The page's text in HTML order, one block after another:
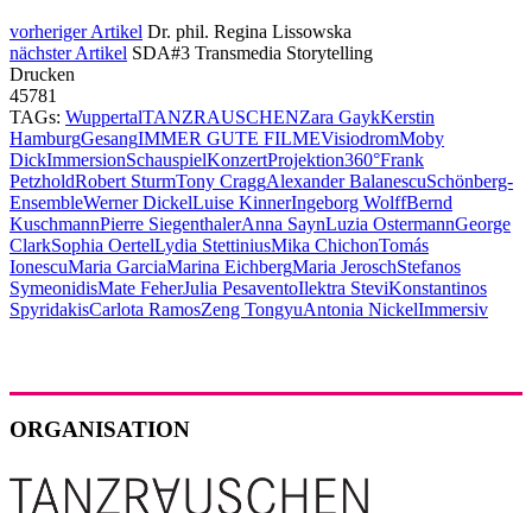
vorheriger Artikel Dr. phil. Regina Lissowska
nächster Artikel SDA#3 Transmedia Storytelling
Drucken
45781
TAGs: WuppertalTANZRAUSCHENZara GaykKerstin
HamburgGesangIMMER GUTE FILMEVisiodromMoby
DickImmersionSchauspielKonzertProjektion360°Frank
PetzholdRobert SturmTony CraggAlexander BalanescuSchönberg-
EnsembleWerner DickelLuise KinnerIngeborg WolffBernd
KuschmannPierre SiegenthalerAnna SaynLuzia OstermannGeorge
ClarkSophia OertelLydia StettiniusMika ChichonTomás
IonescuMaria GarciaMarina EichbergMaria JeroschStefanos
SymeonidisMate FeherJulia PesaventoIlektra SteviKonstantinos
SpyridakisCarlota RamosZeng TongyuAntonia NickelImmersiv
ORGANISATION